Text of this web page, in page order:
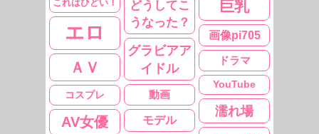
これはひどい！
どうしてこ
うなった？
巨乳
エロ 画像pi705
グラビアア
イドル
ドラマ
ＡＶ
YouTube
動画
コスプレ
濡れ場
AV女優 モデル